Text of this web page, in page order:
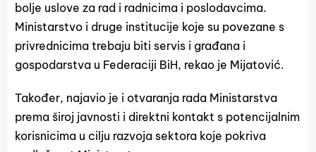
bolje uslove za rad i radnicima i poslodavcima.
Ministarstvo i druge institucije koje su povezane s
privrednicima trebaju biti servis i građana i
gospodarstva u Federaciji BiH, rekao je Mijatović.
Također, najavio je i otvaranja rada Ministarstva
prema široj javnosti i direktni kontakt s potencijalnim
korisnicima u cilju razvoja sektora koje pokriva